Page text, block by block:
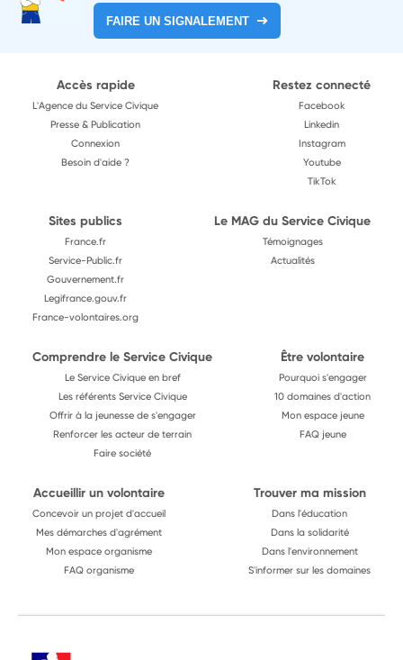
FAIRE UN SIGNALEMENT
Accès rapide
L'Agence du Service Civique
Presse & Publication
Connexion
Besoin d'aide ?
Restez connecté
Facebook
Linkedin
Instagram
Youtube
TikTok
Sites publics
France.fr
Service-Public.fr
Gouvernement.fr
Legifrance.gouv.fr
France-volontaires.org
Le MAG du Service Civique
Témoignages
Actualités
Comprendre le Service Civique
Le Service Civique en bref
Les référents Service Civique
Offrir à la jeunesse de s'engager
Renforcer les acteur de terrain
Faire société
Être volontaire
Pourquoi s'engager
10 domaines d'action
Mon espace jeune
FAQ jeune
Accueillir un volontaire
Concevoir un projet d'accueil
Mes démarches d'agrément
Mon espace organisme
FAQ organisme
Trouver ma mission
Dans l'éducation
Dans la solidarité
Dans l'environnement
S'informer sur les domaines